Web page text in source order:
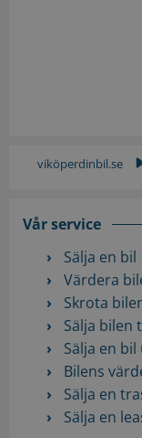
viköperdinbil.se
Vår service
Sälja en bil
Värdera
Skrota
Sälja bilen
Sälja en
Bilens
Sälja en
Sälja en